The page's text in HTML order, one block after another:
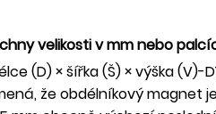
velikosti v mm nebo
(D) × šířka (Š) × výška
že obdélníkový